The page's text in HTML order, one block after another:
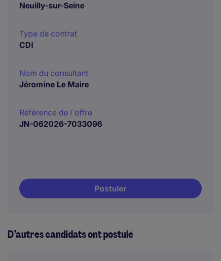
Neuilly-sur-Seine
Type de contrat
CDI
Nom du consultant
Jéromine Le Maire
Référence de l´offre
JN-062026-7033096
Postuler
D’autres candidats ont postulé